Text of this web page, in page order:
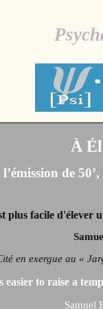
À
de 50’,
plus facile d'élever
en exergue au «
easier to raise a
Samuel